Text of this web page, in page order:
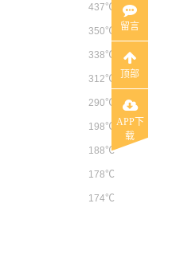
437℃
350℃
338℃
312℃
290℃
198℃
188℃
178℃
174℃
留言
顶部
APP下
载